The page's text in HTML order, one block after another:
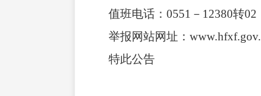
值班电话：0551－12380转02
举报网站网址：
特此公告